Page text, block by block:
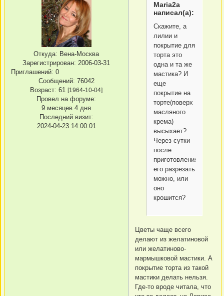
Откуда: Вена-Москва
Зарегистрирован: 2006-03-31
Приглашений: 0
Сообщений: 76042
Возраст: 61 [1964-10-04]
Провел на форуме:
9 месяцев 4 дня
Последний визит:
2024-04-23 14:00:01
Maria2a
написал(а):
Скажите, а
лилии и
покрытие для
торта это
одна и та же
мастика? И
еще
покрытие на
торте(поверх
масляного
крема)
высыхает?
Через сутки
после
приготовления
его разрезать
можно, или
оно
крошится?
Цветы чаще всего
делают из желатиновой
или желатиново-
мармышковой мастики. А
покрытие торта из такой
мастики делать нельзя.
Где-то вроде читала, что